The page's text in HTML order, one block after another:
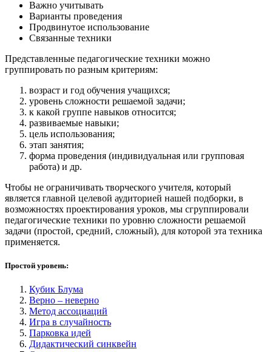
Важно учитывать
Варианты проведения
Продвинутое использование
Связанные техники
Представленные педагогические техники можно
группировать по разным критериям:
возраст и год обучения учащихся;
уровень сложности решаемой задачи;
к какой группе навыков относится;
развиваемые навыки;
цель использования;
этап занятия;
форма проведения (индивидуальная или групповая
работа) и др.
Чтобы не ограничивать творческого учителя, который
является главной целевой аудиторией нашей подборки, в
возможностях проектирования уроков, мы сгруппировали
педагогические техники по уровню сложности решаемой
задачи (простой, средний, сложный), для которой эта техника
применяется.
Простой уровень:
Кубик Блума
Верно – неверно
Метод ассоциаций
Игра в случайность
Парковка идей
Дидактический синквейн